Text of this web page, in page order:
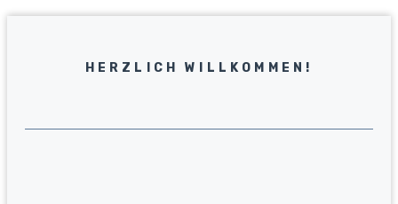
HERZLICH WILLKOMMEN!